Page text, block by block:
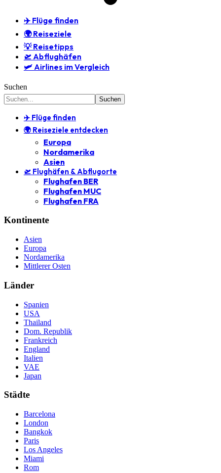
✈️ Flüge finden
🌍 Reiseziele
💡 Reisetipps
🛫 Abflughäfen
🛩️ Airlines im Vergleich
Suchen
✈️ Flüge finden
🌍 Reiseziele entdecken
Europa
Nordamerika
Asien
🛫 Flughäfen & Abflugorte
Flughafen BER
Flughafen MUC
Flughafen FRA
Kontinente
Asien
Europa
Nordamerika
Mittlerer Osten
Länder
Spanien
USA
Thailand
Dom. Republik
Frankreich
England
Italien
VAE
Japan
Städte
Barcelona
London
Bangkok
Paris
Los Angeles
Miami
Rom